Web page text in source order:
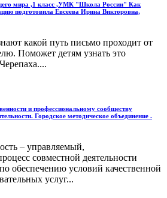
мира ,1 класс ,УМК "Школа России" Как
подготовила Евсеева Ирина Викторовна,
какой путь письмо проходит от
Поможет детям узнать это
и профессиональному сообществу
Городское методическое объединение .
– управляемый,
совместной деятельности
обеспечению условий качественной
услуг...